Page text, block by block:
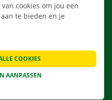
VRAGEN
cookies om jou een
te bieden en je
AANPASSEN
COOKIES